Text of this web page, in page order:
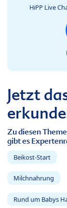
HiPP Live
Jetzt
Zu diesen
gibt es
Beikost-Start
Milchnahrung
Rund um Babys